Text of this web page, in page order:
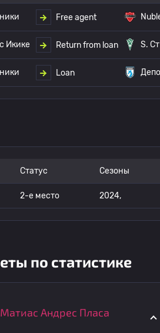
Free agent
Икике Return from loan S.
Loan
Статус Сезоны
2-е место 2024,
по статистике
Андрес Пласа